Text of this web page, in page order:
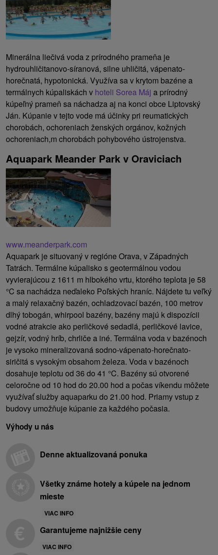
Minerálna liečivá voda z prírodného prameňa je
hydrouhličitanovo-síranová, silne uhličitá, vápenato-
horečnatá, hypotonická. Využíva sa v krytom bazéne a
termálnych kúpaliskách v hoteli Sorea Máj a prírodný
kúpeľný prameň sa náchadza aj na konci obce Liptovský
Ján. Kúpanie v tejto vode má účinky pri reumatických
chorobách, ochoreniach ženských orgánov, kožných
ochoreniach,m chorobách pohybového ústrojenstva.
Aquapark Meander Park v Oraviciach
www.meanderpark.com
Aquapark je situovaný v regióne Orava, v Západných
Tatrách. Termálne kúpalisko s geotermálnou vodou
vyvierajúcou z 1611 m hlbokého vrtu, ktorého teplota je 58
°C sa nachádza neďaleko Poľských hraníc. Nájdete tu veľký
a malý relaxačný bazén, ochladzovací bazén, 100 metrov
dlhý tobogán, whirpool bazény, bazény majú k dispozícii
vodné atrakcie ako perličkové sedadlá, perličkové lavice,
gejzír, vodný hríb, chrliče a iné. Termálna voda v bazénoch
je vysoko mineralizovaná sodno-vápenato-horečnato-
siričitá s vysokým obsahom železa. Voda v bazénoch
dosahuje teplotu od 36 do 41 °C. Bazény sú otvorené
celoročne od 10 hod do 20.00 hod a počas víkendu môžete
využívať služby aquaparku do 21.00 hod. Priamy vstup z
budovy umožňuje kúpanie za každého počasia.
Výhody u nás
Denne aktualizovaná ponuka
Všetky známe hotely a kúpele na jednom
mieste
VIAC INFO
Garantujeme najnižšie ceny
VIAC INFO